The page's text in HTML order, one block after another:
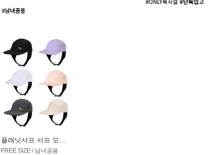
플래닛서프 서프 모자 UAC007PS
FREE SIZE / 남녀공용